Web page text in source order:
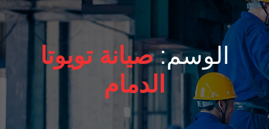
الوسم:صيانة تويوتا
الدمام